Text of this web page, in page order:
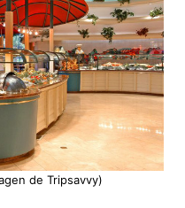
de Tripsavvy)